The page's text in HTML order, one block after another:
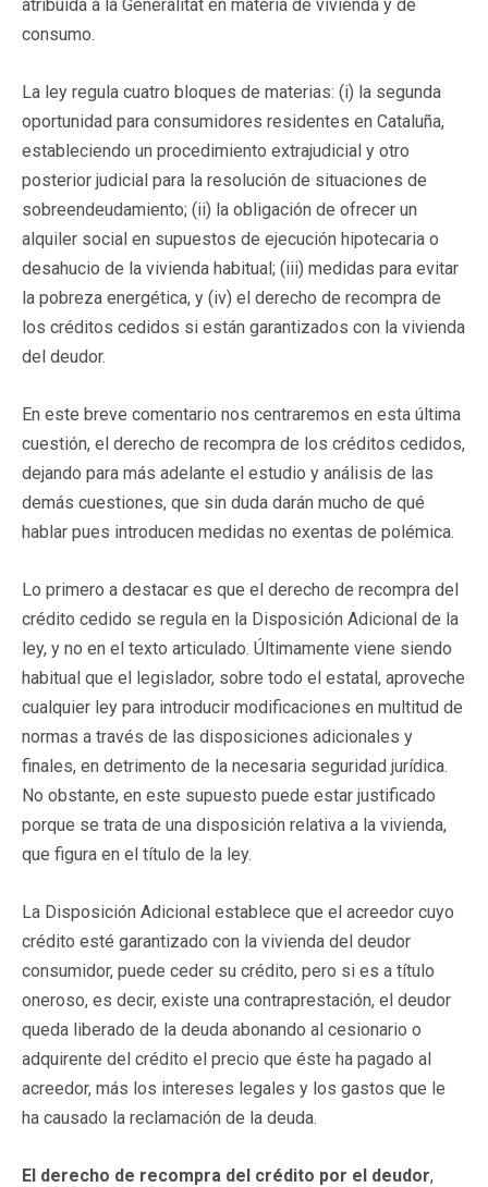
atribuida a la Generalitat en materia de vivienda y de
consumo.
La ley regula cuatro bloques de materias: (i) la segunda
oportunidad para consumidores residentes en Cataluña,
estableciendo un procedimiento extrajudicial y otro
posterior judicial para la resolución de situaciones de
sobreendeudamiento; (ii) la obligación de ofrecer un
alquiler social en supuestos de ejecución hipotecaria o
desahucio de la vivienda habitual; (iii) medidas para evitar
la pobreza energética, y (iv) el derecho de recompra de
los créditos cedidos si están garantizados con la vivienda
del deudor.
En este breve comentario nos centraremos en esta última
cuestión, el derecho de recompra de los créditos cedidos,
dejando para más adelante el estudio y análisis de las
demás cuestiones, que sin duda darán mucho de qué
hablar pues introducen medidas no exentas de polémica.
Lo primero a destacar es que el derecho de recompra del
crédito cedido se regula en la Disposición Adicional de la
ley, y no en el texto articulado. Últimamente viene siendo
habitual que el legislador, sobre todo el estatal, aproveche
cualquier ley para introducir modificaciones en multitud de
normas a través de las disposiciones adicionales y
finales, en detrimento de la necesaria seguridad jurídica.
No obstante, en este supuesto puede estar justificado
porque se trata de una disposición relativa a la vivienda,
que figura en el título de la ley.
La Disposición Adicional establece que el acreedor cuyo
crédito esté garantizado con la vivienda del deudor
consumidor, puede ceder su crédito, pero si es a título
oneroso, es decir, existe una contraprestación, el deudor
queda liberado de la deuda abonando al cesionario o
adquirente del crédito el precio que éste ha pagado al
acreedor, más los intereses legales y los gastos que le
ha causado la reclamación de la deuda.
El derecho de recompra del crédito por el deudor,